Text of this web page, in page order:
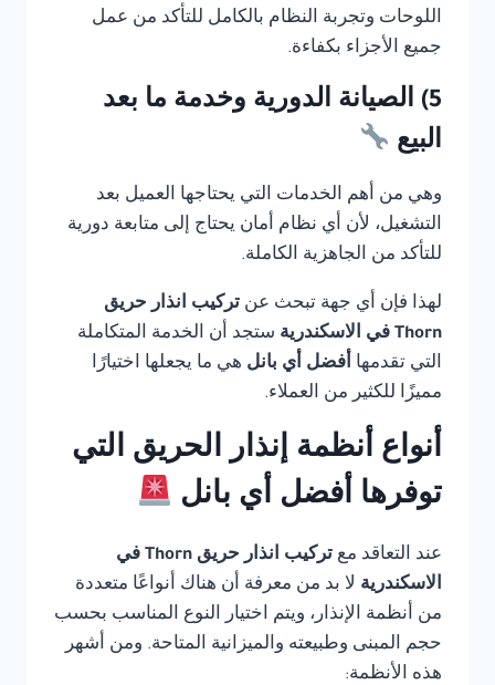
اللوحات وتجربة النظام بالكامل للتأكد من عمل
جميع الأجزاء بكفاءة.
5) الصيانة الدورية وخدمة ما بعد
البيع
وهي من أهم الخدمات التي يحتاجها العميل بعد
التشغيل، لأن أي نظام أمان يحتاج إلى متابعة دورية
للتأكد من الجاهزية الكاملة.
لهذا فإن أي جهة تبحث عن تركيب انذار حريق
Thorn في الاسكندرية
ستجد أن الخدمة المتكاملة
التي تقدمها أفضل أي بانل هي ما يجعلها اختيارًا
مميزًا للكثير من العملاء.
أنواع أنظمة إنذار الحريق التي
توفرها أفضل أي بانل
عند التعاقد مع
تركيب انذار حريق Thorn في
الاسكندرية لا بد من معرفة أن هناك أنواعًا متعددة
من أنظمة الإنذار، ويتم اختيار النوع المناسب بحسب
حجم المبنى وطبيعته والميزانية المتاحة. ومن أشهر
هذه الأنظمة: